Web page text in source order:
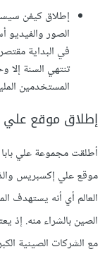
إطلاق كيفن
الصور والفيديو
في البداية
تنتهي السنة
المستخدمين
إطلاق موقع
أطلقت مجموعة علي
موقع علي إكسبريس
العالم أي أنه يستهدف
الصين بالشراء منه. إذ
مع الشركات الصينية